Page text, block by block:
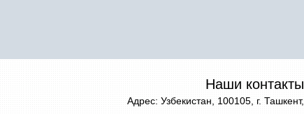
Наши контакты
Адрес: Узбекистан, 100105, г. Ташкент,